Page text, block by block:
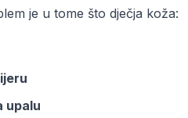
je u tome što dječja koža:
upalu